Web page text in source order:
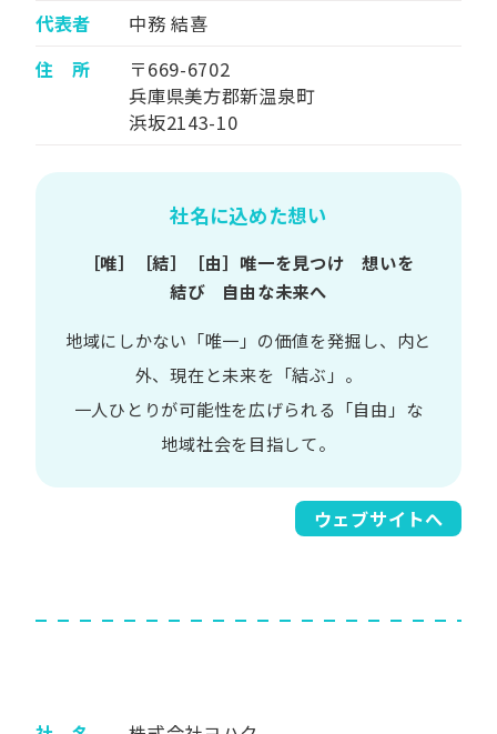
代表者
中務 結喜
住 所
〒669-6702
兵庫県美方郡新温泉町
浜坂2143-10
社名に込めた想い
［唯］​［結］​［由］ 唯一を​見つけ 想いを​
結び 自由な​未来へ
地域に​しかない​「唯一」の​価値を​発掘し、 内と​
外、​現在と​未来を​「結ぶ」。
一人​ひとりが​可能性を​広げられる 「自由」な​
地域社会を​目指して。​
ウェブサイトへ